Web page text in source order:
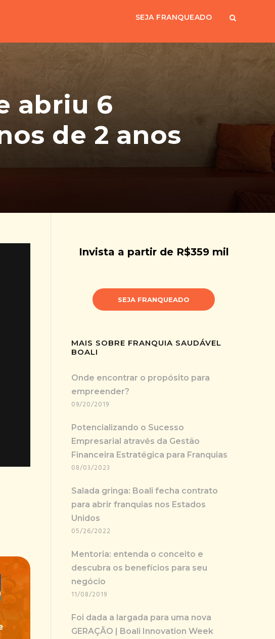
SEJA FRANQUEADO
abriu 6
de 2 anos
Invista a partir de R$359 mil
SEJA FRANQUEADO
MAIS SOBRE FRANQUIA SAUDÁVEL
BOALI
Onde encontrar o propósito para
empreender?
09/20/2019
Potencializando o Sucesso
Empresarial através da Gestão
Financeira Estratégica para Franquias
08/03/2023
Salada gringa: Boali fecha contrato
para abrir franquias nos Estados
Unidos
05/26/2022
Mentoria: entenda o conceito e
descubra os benefícios para seu
negócio
11/08/2019
Foi dada a largada para uma nova
GERAÇÃO | Boali Innovation Week